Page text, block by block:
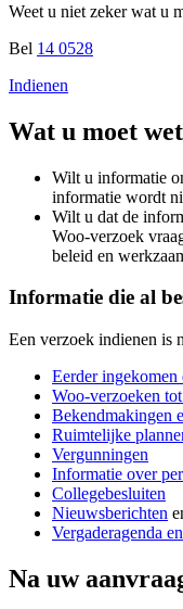
Weet u niet zeker wat u
Bel 14 0528
Indienen
Wat u moet
Wilt u informatie
informatie wordt
Wilt u dat de
Woo-verzoek
beleid en
Informatie die al
Een verzoek indienen is
Eerder ingekomen
Woo-verzoeken
Bekendmakingen
Ruimtelijke
Vergunningen
Informatie over
Collegebesluiten
Nieuwsberichten
Vergaderagenda
Na uw